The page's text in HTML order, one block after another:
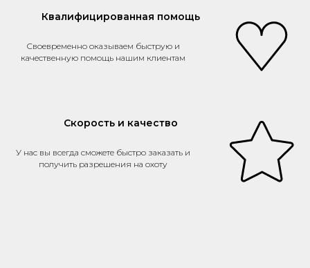
Квалифицированная помощь
Своевременно оказываем быструю и
качественную помощь нашим клиентам
Скорость и качество
У нас вы всегда сможете быстро заказать и
получить разрешения на охоту